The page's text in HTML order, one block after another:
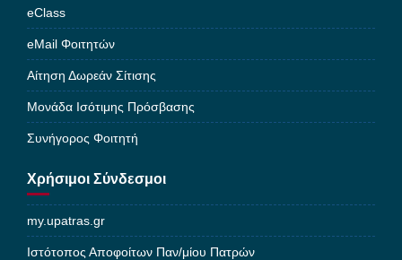
eClass
eMail Φοιτητών
Αίτηση Δωρεάν Σίτισης
Μονάδα Ισότιμης Πρόσβασης
Συνήγορος Φοιτητή
Χρήσιμοι Σύνδεσμοι
my.upatras.gr
Ιστότοπος Αποφοίτων Παν/μίου Πατρών